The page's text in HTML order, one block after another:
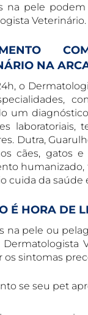
na pele
Veterinário.
NA
o
um
laboratoriais,
Dutra,
cães, gatos
humanizado,
cuida da
É HORA DE
na pele ou
os sintomas
se seu pet